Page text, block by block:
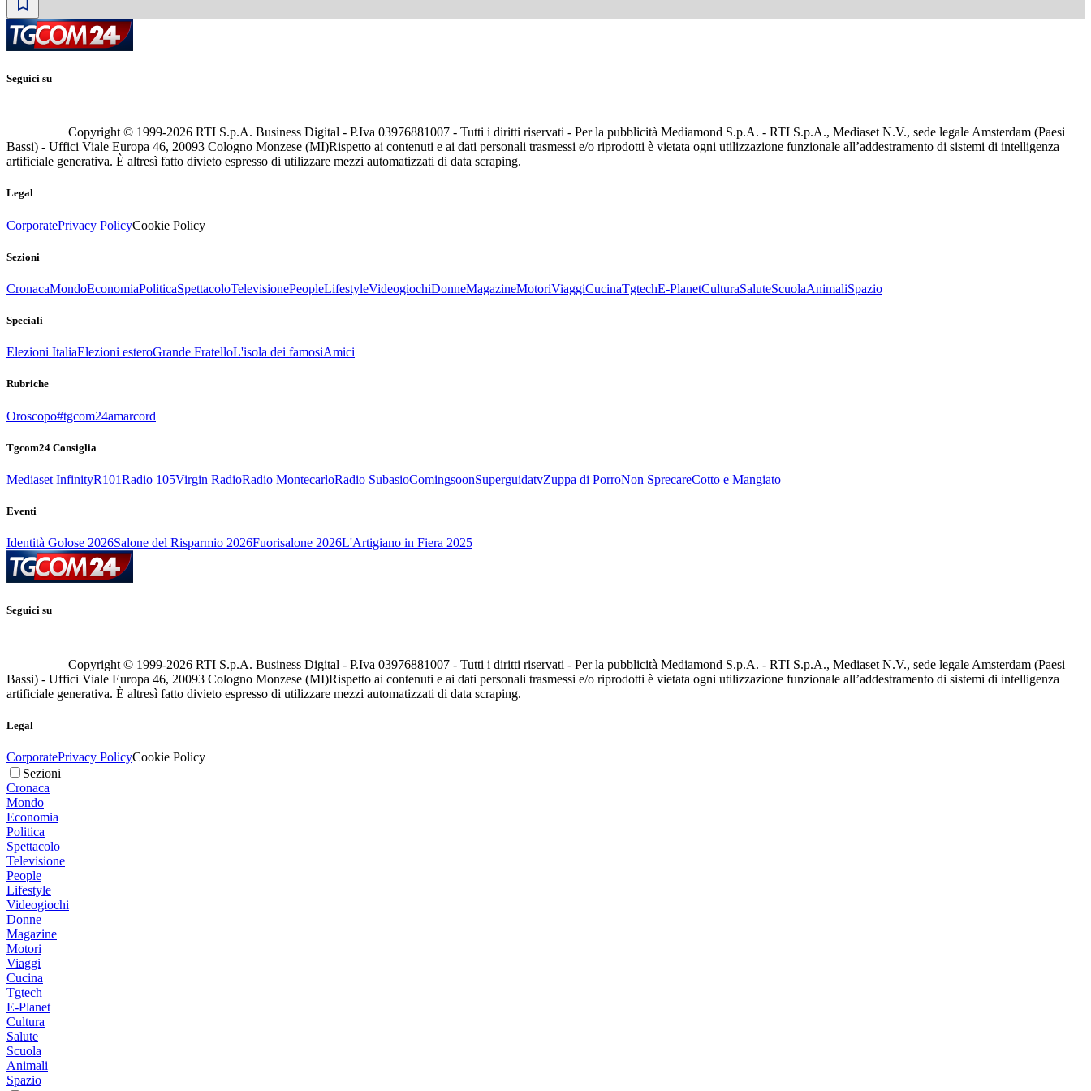
Seguici su
Copyright © 1999-2026 RTI S.p.A. Business Digital - P.Iva 03976881007 - Tutti i diritti riservati - Per la pubblicità Mediamond S.p.A. - RTI S.p.A., Mediaset N.V., sede legale Amsterdam (Paesi
Bassi) - Uffici Viale Europa 46, 20093 Cologno Monzese (MI)Rispetto ai contenuti e ai dati personali trasmessi e/o riprodotti è vietata ogni utilizzazione funzionale all’addestramento di sistemi di intelligenza
artificiale generativa. È altresì fatto divieto espresso di utilizzare mezzi automatizzati di data scraping.
Legal
CorporatePrivacy PolicyCookie Policy
Sezioni
CronacaMondoEconomiaPoliticaSpettacoloTelevisionePeopleLifestyleVideogiochiDonneMagazineMotoriViaggiCucinaTgtechE-PlanetCulturaSaluteScuolaAnimaliSpazio
Speciali
Elezioni ItaliaElezioni esteroGrande FratelloL'isola dei famosiAmici
Rubriche
Oroscopo#tgcom24amarcord
Tgcom24 Consiglia
Mediaset InfinityR101Radio 105Virgin RadioRadio MontecarloRadio SubasioComingsoonSuperguidatvZuppa di PorroNon SprecareCotto e Mangiato
Eventi
Identità Golose 2026Salone del Risparmio 2026Fuorisalone 2026L'Artigiano in Fiera 2025
Seguici su
Copyright © 1999-2026 RTI S.p.A. Business Digital - P.Iva 03976881007 - Tutti i diritti riservati - Per la pubblicità Mediamond S.p.A. - RTI S.p.A., Mediaset N.V., sede legale Amsterdam (Paesi
Bassi) - Uffici Viale Europa 46, 20093 Cologno Monzese (MI)Rispetto ai contenuti e ai dati personali trasmessi e/o riprodotti è vietata ogni utilizzazione funzionale all’addestramento di sistemi di intelligenza
artificiale generativa. È altresì fatto divieto espresso di utilizzare mezzi automatizzati di data scraping.
Legal
CorporatePrivacy PolicyCookie Policy
Sezioni
Cronaca
Mondo
Economia
Politica
Spettacolo
Televisione
People
Lifestyle
Videogiochi
Donne
Magazine
Motori
Viaggi
Cucina
Tgtech
E-Planet
Cultura
Salute
Scuola
Animali
Spazio